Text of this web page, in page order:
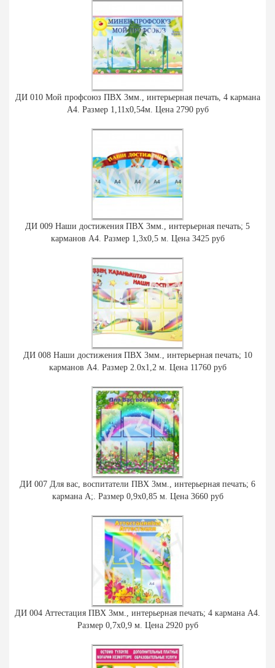
ДИ 010 Мой профсоюз ПВХ 3мм., интерьерная печать, 4 кармана
А4. Размер 1,11х0,54м. Цена 2790 руб
ДИ 009 Наши достижения ПВХ 3мм., интерьерная печать; 5
карманов А4. Размер 1,3х0,5 м. Цена 3425 руб
ДИ 008 Наши достижения ПВХ 3мм., интерьерная печать; 10
карманов А4. Размер 2.0х1,2 м. Цена 11760 руб
ДИ 007 Для вас, воспитатели ПВХ 3мм., интерьерная печать; 6
кармана А;. Размер 0,9х0,85 м. Цена 3660 руб
ДИ 004 Аттестация ПВХ 3мм., интерьерная печать; 4 кармана А4.
Размер 0,7х0,9 м. Цена 2920 руб